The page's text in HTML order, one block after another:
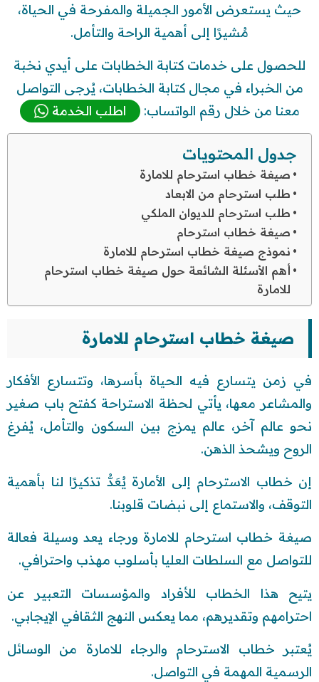
حيث يستعرض الأمور الجميلة والمفرحة في الحياة،
مُشيرًا إلى أهمية الراحة والتأمل.
للحصول على خدمات كتابة الخطابات على أيدي نخبة
من الخبراء في مجال كتابة الخطابات، يُرجى التواصل
معنا من خلال رقم الواتساب:
اطلب الخدمة
جدول المحتويات
صيغة خطاب استرحام للامارة
طلب استرحام من الابعاد
طلب استرحام للديوان الملكي
صيغة خطاب استرحام
نموذج صيغة خطاب استرحام للامارة
أهم الأسئلة الشائعة حول صيغة خطاب استرحام
للامارة
صيغة خطاب استرحام للامارة
في زمن يتسارع فيه الحياة بأسرها، وتتسارع الأفكار
والمشاعر معها، يأتي لحظة الاستراحة كفتح باب صغير
نحو عالم آخر، عالم يمزج بين السكون والتأمل، يُفرغ
الروح ويشحذ الذهن.
إن خطاب الاسترحام إلى الأمارة يُعَدُّ تذكيرًا لنا بأهمية
التوقف، والاستماع إلى نبضات قلوبنا.
صيغة خطاب استرحام للامارة ورجاء يعد وسيلة فعالة
للتواصل مع السلطات العليا بأسلوب مهذب واحترافي.
يتيح هذا الخطاب للأفراد والمؤسسات التعبير عن
احترامهم وتقديرهم، مما يعكس النهج الثقافي الإيجابي.
يُعتبر خطاب الاسترحام والرجاء للامارة من الوسائل
الرسمية المهمة في التواصل.